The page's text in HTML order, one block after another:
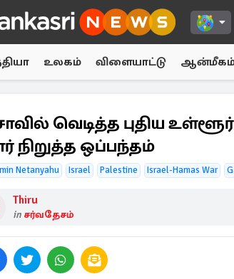
உலகம் விளையாட்டு
வெடித்த புதிய
நிறுத்த ஒப்பந்தம்
Netanyahu Israel Palestine Israel-Hamas War
Thiru
in சர்வதேசம்